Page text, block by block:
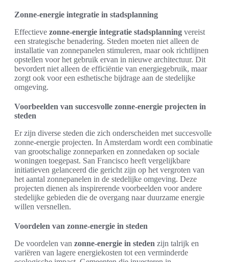
Zonne-energie integratie in stadsplanning
Effectieve zonne-energie integratie stadsplanning vereist
een strategische benadering. Steden moeten niet alleen de
installatie van zonnepanelen stimuleren, maar ook richtlijnen
opstellen voor het gebruik ervan in nieuwe architectuur. Dit
bevordert niet alleen de efficiëntie van energiegebruik, maar
zorgt ook voor een esthetische bijdrage aan de stedelijke
omgeving.
Voorbeelden van succesvolle zonne-energie projecten in
steden
Er zijn diverse steden die zich onderscheiden met succesvolle
zonne-energie projecten. In Amsterdam wordt een combinatie
van grootschalige zonneparken en zonnedaken op sociale
woningen toegepast. San Francisco heeft vergelijkbare
initiatieven gelanceerd die gericht zijn op het vergroten van
het aantal zonnepanelen in de stedelijke omgeving. Deze
projecten dienen als inspirerende voorbeelden voor andere
stedelijke gebieden die de overgang naar duurzame energie
willen versnellen.
Voordelen van zonne-energie in steden
De voordelen van zonne-energie in steden zijn talrijk en
variëren van lagere energiekosten tot een verminderde